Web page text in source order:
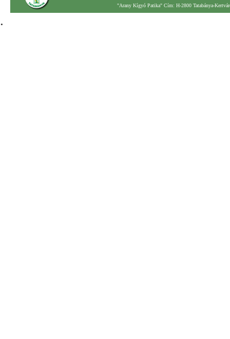
"Arany Kígyó Patika" Cím: H-2800 Tatabánya-
.